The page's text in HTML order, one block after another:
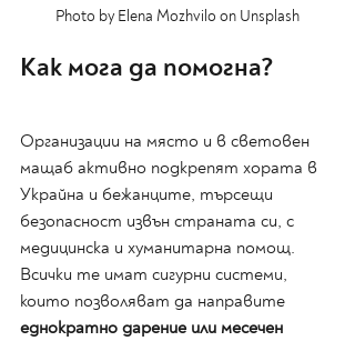
Photo by Elena Mozhvilo on Unsplash
Как мога да помогна?
Организации на място и в световен
мащаб активно подкрепят хората в
Украйна и бежанците, търсещи
безопасност извън страната си, с
медицинска и хуманитарна помощ.
Всички те имат сигурни системи,
които позволяват да направите
еднократно дарение или месечен